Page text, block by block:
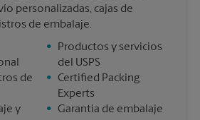
personalizadas, cajas de
de embalaje.
de
y
•
Productos y servicios
del USPS
• Certified Packing
Experts
• Garantía de embalaje